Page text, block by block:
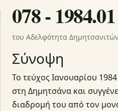
078 -
του Αδελφότητα Δημητσανιτών
Σύνοψη
Το τεύχος Ιανουαρίου
στη Δημητσάνα και
διαδρομή του από τον